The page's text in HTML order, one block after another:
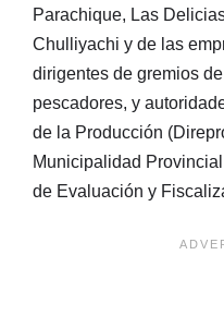
Parachique, Las
Chulliyachi y de las
dirigentes de gremios
pescadores, y
de la Producción
Municipalidad
de Evaluación y